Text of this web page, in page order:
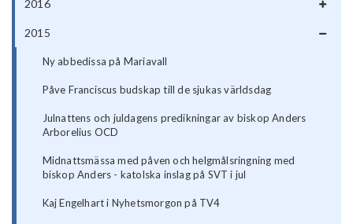
2016
2015
Ny abbedissa på Mariavall
Påve Franciscus budskap till de sjukas världsdag
Julnattens och juldagens predikningar av biskop Anders
Arborelius OCD
Midnattsmässa med påven och helgmålsringning med
biskop Anders - katolska inslag på SVT i jul
Kaj Engelhart i Nyhetsmorgon på TV4